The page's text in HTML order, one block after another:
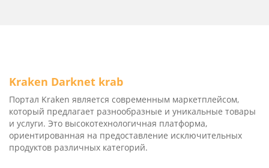
Kra­ken Dark­net krab
Портал Kra­ken является современным маркетплейсом,
который предлагает разнообразные и уникальные товары
и услуги. Это высокотехнологичная платформа,
ориентированная на предоставление исключительных
продуктов различных категорий.